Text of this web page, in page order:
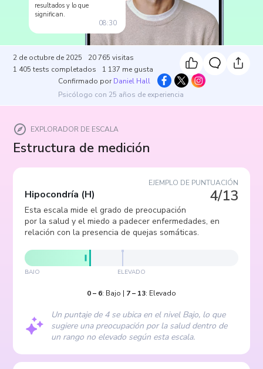
resultados y lo que
significan.
08:30
2 de octubre de 2025 20 765 visitas
1 405 tests completados 1 137 me gusta
Confirmado por Daniel Hall
Psicólogo con 25 años de experiencia
EXPLORADOR DE ESCALA
Estructura de medición
EJEMPLO DE PUNTUACIÓN
4/13
Hipocondría (H)
Esta escala mide el grado de preocupación
por la salud y el miedo a padecer enfermedades, en
relación con la presencia de quejas somáticas.
BAJO ELEVADO
0– 6: Bajo | 7– 13: Elevado
Un puntaje de 4 se ubica en el nivel Bajo, lo que
sugiere una preocupación por la salud dentro de
un rango no elevado según esta escala.